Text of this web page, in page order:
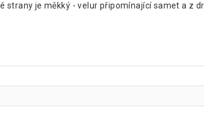
je měkký - velur připomínající samet a z